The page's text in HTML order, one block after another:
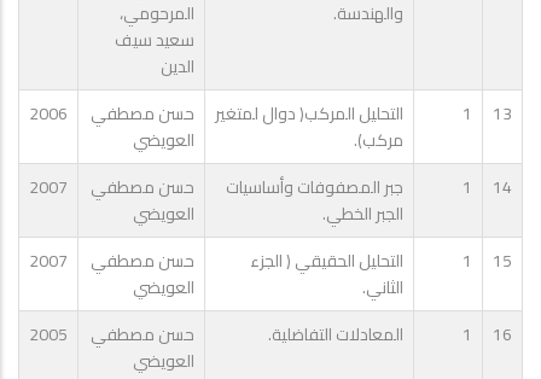
والهندسة.
المرحومي،
سعيد سيف
الدين
13
1
التحليل المركب( دوال لمتغير
مركب).
حسن مصطفي
العويضي
2006
14
1
جبر المصفوفات وأساسيات
الجبر الخطي.
حسن مصطفي
العويضي
2007
15
1
التحليل الحقيقي ( الجزء
الثاني.
حسن مصطفي
العويضي
2007
16
1 المعادلات التفاضلية.
حسن مصطفي
العويضي
2005